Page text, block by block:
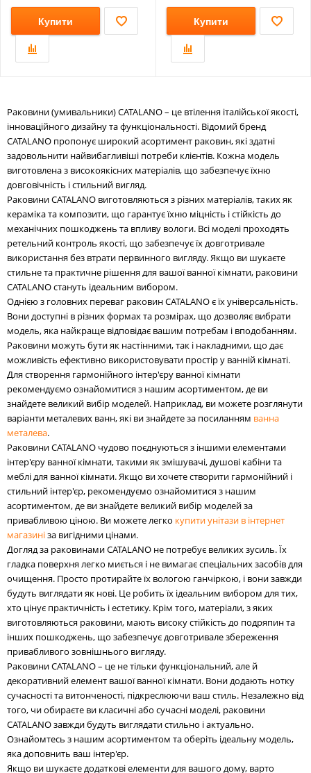
Купити Купити
Раковини (умивальники) CATALANO – це втілення італійської якості,
інноваційного дизайну та функціональності. Відомий бренд
CATALANO пропонує широкий асортимент раковин, які здатні
задовольнити найвибагливіші потреби клієнтів. Кожна модель
виготовлена з високоякісних матеріалів, що забезпечує їхню
довговічність і стильний вигляд.
Раковини CATALANO виготовляються з різних матеріалів, таких як
кераміка та композити, що гарантує їхню міцність і стійкість до
механічних пошкоджень та впливу вологи. Всі моделі проходять
ретельний контроль якості, що забезпечує їх довготривале
використання без втрати первинного вигляду. Якщо ви шукаєте
стильне та практичне рішення для вашої ванної кімнати, раковини
CATALANO стануть ідеальним вибором.
Однією з головних переваг раковин CATALANO є їх універсальність.
Вони доступні в різних формах та розмірах, що дозволяє вибрати
модель, яка найкраще відповідає вашим потребам і вподобанням.
Раковини можуть бути як настінними, так і накладними, що дає
можливість ефективно використовувати простір у ванній кімнаті.
Для створення гармонійного інтер'єру ванної кімнати
рекомендуємо ознайомитися з нашим асортиментом, де ви
знайдете великий вибір моделей. Наприклад, ви можете розглянути
варіанти металевих ванн, які ви знайдете за посиланням ванна
металева.
Раковини CATALANO чудово поєднуються з іншими елементами
інтер'єру ванної кімнати, такими як змішувачі, душові кабіни та
меблі для ванної кімнати. Якщо ви хочете створити гармонійний і
стильний інтер'єр, рекомендуємо ознайомитися з нашим
асортиментом, де ви знайдете великий вибір моделей за
привабливою ціною. Ви можете легко купити унітази в інтернет
магазиніза вигідними цінами.
Догляд за раковинами CATALANO не потребує великих зусиль. Їх
гладка поверхня легко миється і не вимагає спеціальних засобів для
очищення. Просто протирайте їх вологою ганчіркою, і вони завжди
будуть виглядати як нові. Це робить їх ідеальним вибором для тих,
хто цінує практичність і естетику. Крім того, матеріали, з яких
виготовляються раковини, мають високу стійкість до подряпин та
інших пошкоджень, що забезпечує довготривале збереження
привабливого зовнішнього вигляду.
Раковини CATALANO – це не тільки функціональний, але й
декоративний елемент вашої ванної кімнати. Вони додають нотку
сучасності та витонченості, підкреслюючи ваш стиль. Незалежно від
того, чи обираєте ви класичні або сучасні моделі, раковини
CATALANO завжди будуть виглядати стильно і актуально.
Ознайомтесь з нашим асортиментом та оберіть ідеальну модель,
яка доповнить ваш інтер'єр.
Якщо ви шукаєте додаткові елементи для вашого дому, варто